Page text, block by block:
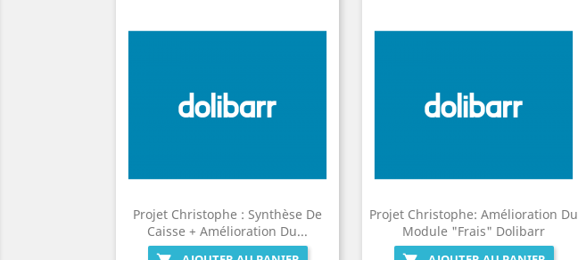
Projet Christophe : Synthèse De
Caisse + Amélioration Du...
Projet Christophe: Amélioration Du
Module "Frais" Dolibarr